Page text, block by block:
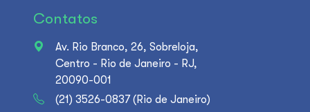
Contatos
Av. Rio Branco, 26, Sobreloja,
Centro - Rio de Janeiro - RJ,
20090-001
(21) 3526-0837 (Rio de Janeiro)